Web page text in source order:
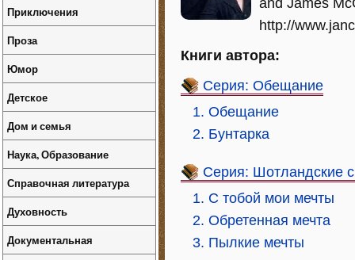
and James
http://
Книги автора:
Серия: Обещание
1. Обещание
2. Бунтарка
Серия: Шотландские
1. С тобой мои мечты
2. Обретенная мечта
3. Пылкие мечты
Приключения
Проза
Юмор
Детское
Дом и семья
Наука, Образование
Справочная литература
Духовность
Документальная